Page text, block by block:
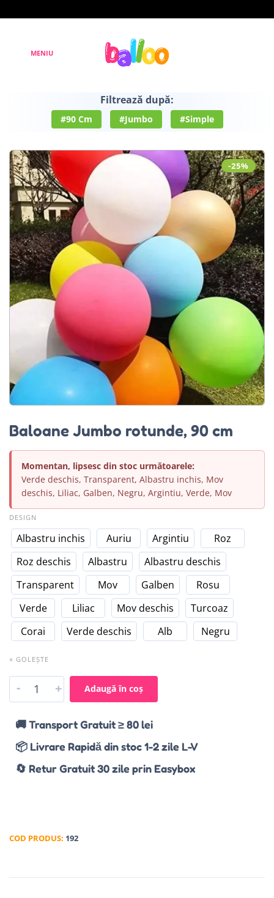
Filtrează după:
#90 Cm #Jumbo #Simple
-25%
Baloane Jumbo rotunde, 90 cm
Momentan, lipsesc din stoc următoarele:
Verde deschis, Transparent, Albastru inchis, Mov
deschis, Liliac, Galben, Negru, Argintiu, Verde, Mov
DESIGN
Albastru inchis Auriu Argintiu
Roz
Roz deschis
Albastru
Albastru deschis
Transparent
Mov Galben
Rosu
Verde
Liliac Mov deschis
Turcoaz
Corai
Verde deschis Alb Negru
× GOLEȘTE
- + Adaugă în coș
🚚 Transport Gratuit ≥ 80 lei
📦 Livrare Rapidă din stoc 1-2 zile L-V
🔄 Retur Gratuit 30 zile prin Easybox
COD PRODUS: 192